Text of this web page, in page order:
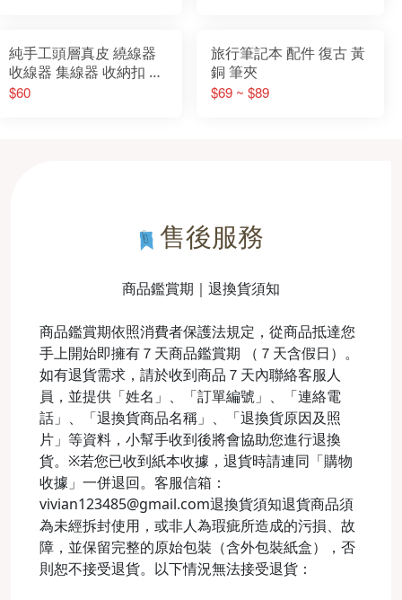
純手工頭層真皮 繞線器
收線器 集線器 收納扣 手
機 耳機線 手機線 數據線
$60
旅行筆記本 配件 復古 黃
銅 筆夾
$69 ~ $89
售後服務
商品鑑賞期｜退換貨須知
商品鑑賞期依照消費者保護法規定，從商品抵達您
手上開始即擁有７天商品鑑賞期 （７天含假日）。
如有退貨需求，請於收到商品７天內聯絡客服人
員，並提供「姓名」、「訂單編號」、「連絡電
話」、「退換貨商品名稱」、「退換貨原因及照
片」等資料，小幫手收到後將會協助您進行退換
貨。※若您已收到紙本收據，退貨時請連同「購物
收據」一併退回。客服信箱：
vivian123485@gmail.com退換貨須知退貨商品須
為未經拆封使用，或非人為瑕疵所造成的污損、故
障，並保留完整的原始包裝（含外包裝紙盒），否
則恕不接受退貨。以下情況無法接受退貨：